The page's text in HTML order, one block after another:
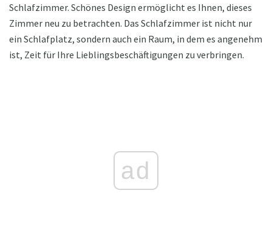
Schlafzimmer. Schönes Design ermöglicht es Ihnen, dieses
Zimmer neu zu betrachten. Das Schlafzimmer ist nicht nur
ein Schlafplatz, sondern auch ein Raum, in dem es angenehm
ist, Zeit für Ihre Lieblingsbeschäftigungen zu verbringen.
ad